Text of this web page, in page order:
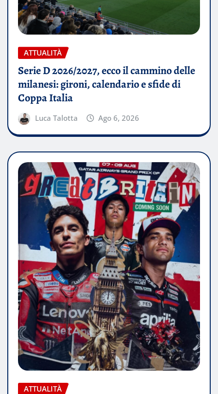
ATTUALITÀ
Serie D 2026/2027, ecco il cammino delle
milanesi: gironi, calendario e sfide di
Coppa Italia
Luca Talotta Ago 6, 2026
ATTUALITÀ